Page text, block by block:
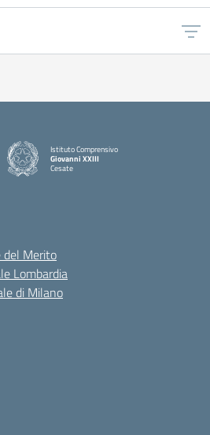
Istituto Comprensivo
Giovanni XXIII
Cesate
del Merito
Lombardia
di Milano